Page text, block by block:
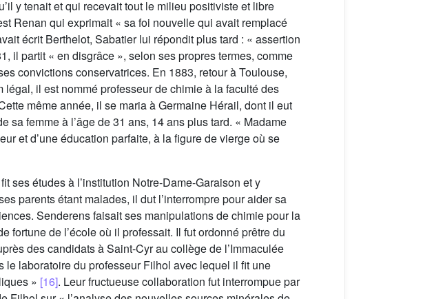
y tenait et qui recevait tout le milieu positiviste et libre
Renan qui exprimait « sa foi nouvelle qui avait remplacé
écrit Berthelot, Sabatier lui répondit plus tard : « assertion
il partit « en disgrâce », selon ses propres termes, comme
convictions conservatrices. En 1883, retour à Toulouse,
il est nommé professeur de chimie à la faculté des
même année, il se maria à Germaine Hérail, dont il eut
femme à l’âge de 31 ans, 14 ans plus tard. « Madame
et d’une éducation parfaite, à la figure de vierge où se
ses études à l’institution Notre-Dame-Garaison et y
parents étant malades, il dut l’interrompre pour aider sa
Senderens faisait ses manipulations de chimie pour la
fortune de l’école où il professait. Il fut ordonné prêtre du
des candidats à Saint-Cyr au collège de l’Immaculée
laboratoire du professeur Filhol avec lequel il fit une
» [16]. Leur fructueuse collaboration fut interrompue par